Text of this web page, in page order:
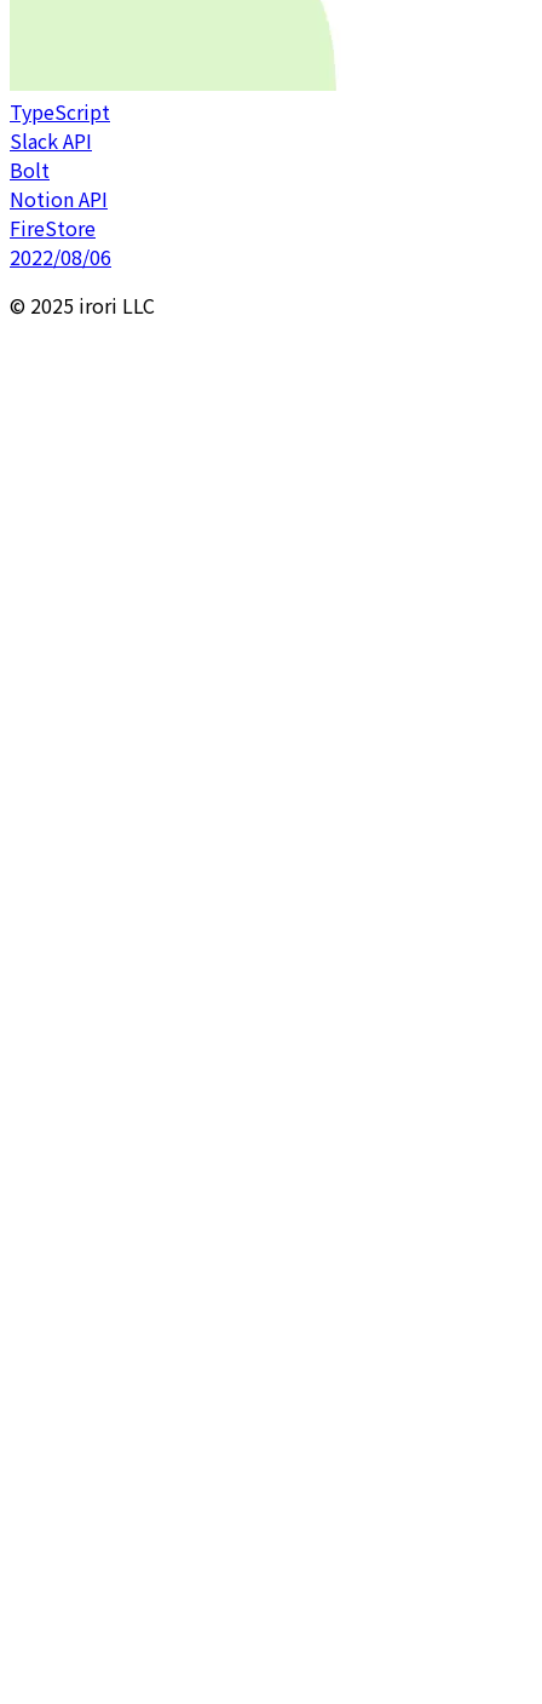
TypeScript
Slack API
Bolt
Notion API
FireStore
2022/08/06
© 2025 irori LLC